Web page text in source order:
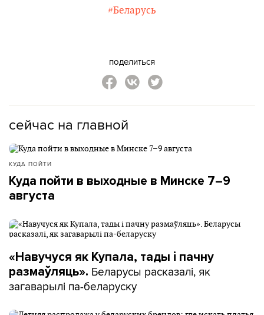
#Беларусь
поделиться
сейчас на главной
КУДА ПОЙТИ
Куда пойти в выходные в Минске 7–9
августа
«Навучуся як Купала, тады і пачну
размаўляць». Беларусы расказалі, як
загаварылі па-беларуску